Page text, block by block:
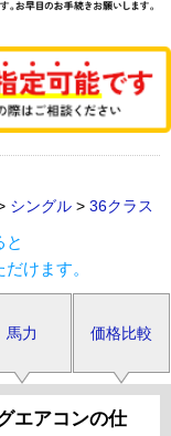
シングル > 36クラス
と
けます。
馬力 価格比較
エアコンの仕